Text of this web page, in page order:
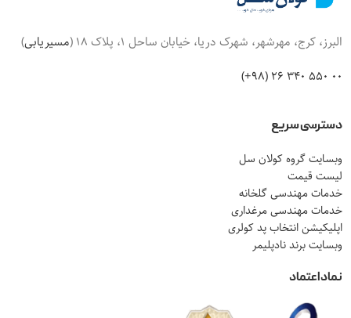
البرز، کرج، مهرشهر، شهرک دریا، خیابان ساحل 1، پلاک 18 ( مسیریابی)
00 550 340 26 (98+)
دسترسی سریع
وبسایت گروه کولان سل
لیست قیمت
خدمات مهندسی گلخانه
خدمات مهندسی مرغداری
اپلیکیشن انتخاب پد کولری
وبسایت برند نادپلیمر
نماد اعتماد